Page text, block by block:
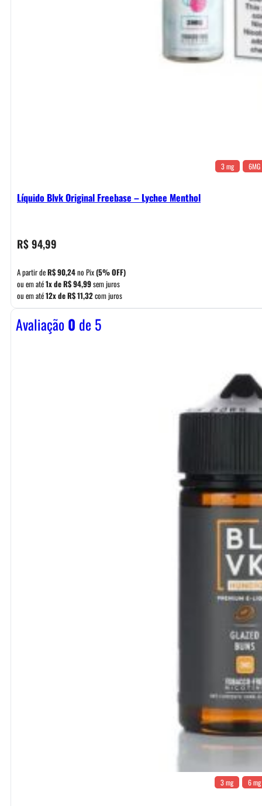
3 mg 6MG
Líquido Blvk Original Freebase – Lychee Menthol
R$94,99
A partir deR$90,24no Pix(5% OFF)
ou em até1x deR$94,99sem juros
ou em até12x deR$11,32com juros
Avaliação0 de 5
3 mg 6 mg